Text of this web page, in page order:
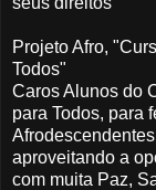
Projeto Afro,
Todos"
Caros Alunos do
para Todos, para
aproveitando a
com muita Paz,